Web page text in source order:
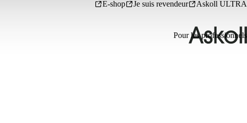
E-shop Je suis revendeur Askoll ULTRA
Pour les professionnels